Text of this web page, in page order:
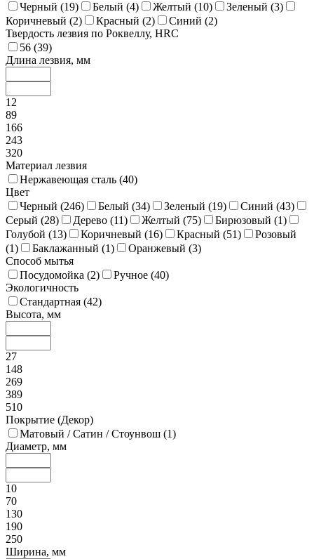
Черный (19) Белый (4) Желтый (10) Зеленый (3)
Коричневый (2) Красный (2) Синий (2)
Твердость лезвия по Роквеллу, HRC
56 (39)
Длина лезвия, мм
12
89
166
243
320
Материал лезвия
Нержавеющая сталь (40)
Цвет
Черный (246) Белый (34) Зеленый (19) Синий (43)
Серый (28) Дерево (11) Желтый (75) Бирюзовый (1)
Голубой (13) Коричневый (16) Красный (51)
Розовый
(1) Баклажанный (1) Оранжевый (3)
Способ мытья
Посудомойка (2) Ручное (40)
Экологичность
Стандартная (42)
Высота, мм
27
148
269
389
510
Покрытие (Декор)
Матовый / Сатин / Стоунвош (1)
Диаметр, мм
10
70
130
190
250
Ширина, мм